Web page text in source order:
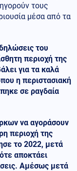
τους
μέσα από τα
του
περιοχή της
για τα καλά
η περιστασιακή
σε ραγδαία
να αγοράσουν
περιοχή της
το 2022, μετά
αποκτάει
Αμέσως μετά